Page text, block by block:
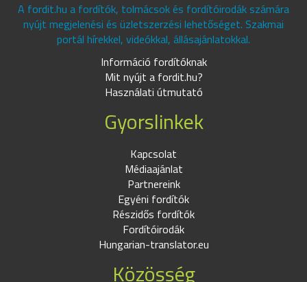
A fordit.hu a fordítók, tolmácsok és fordítóirodák számára
nyújt megjelenési és üzletszerzési lehetőséget. Szakmai
portál hírekkel, videókkal, állásajánlatokkal.
Információ fordítóknak
Mit nyújt a fordit.hu?
Használati útmutató
Gyorslinkek
Kapcsolat
Médiaajánlat
Partnereink
Egyéni fordítók
Részidős fordítók
Fordítóirodák
Hungarian-translator.eu
Közösség